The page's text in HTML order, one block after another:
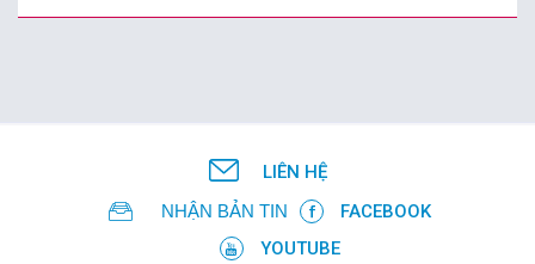
LIÊN HỆ
NHẬN BẢN TIN
FACEBOOK
YOUTUBE